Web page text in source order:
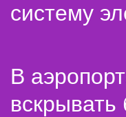
систему
В
вскрывать